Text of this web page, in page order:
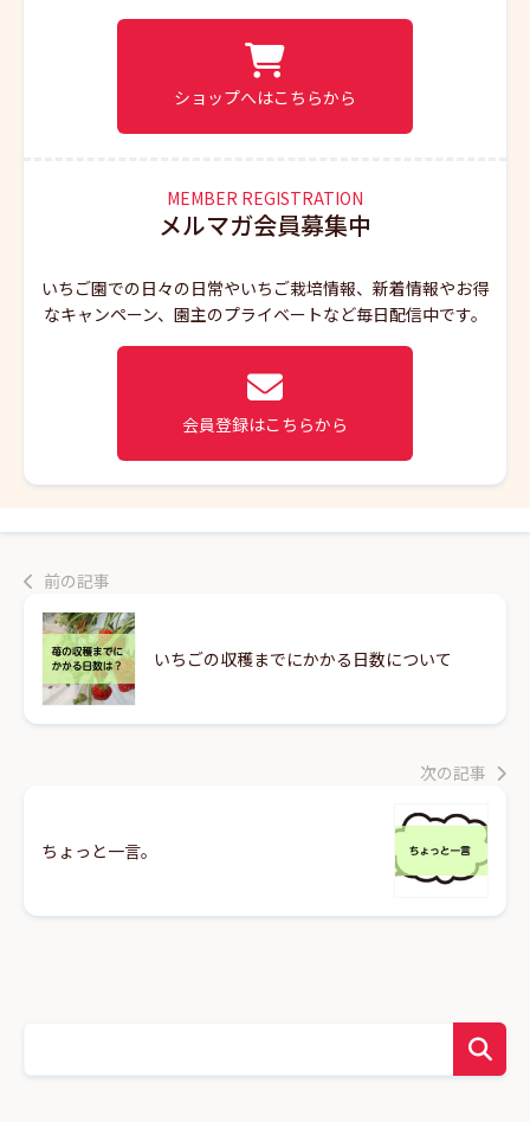
ショップへはこちらから
MEMBER REGISTRATION
メルマガ会員募集中
いちご園での日々の日常やいちご栽培情報、新着情報やお得
なキャンペーン、園主のプライベートなど毎日配信中です。
会員登録はこちらから
前の記事
いちごの収穫までにかかる日数について
次の記事
ちょっと一言。